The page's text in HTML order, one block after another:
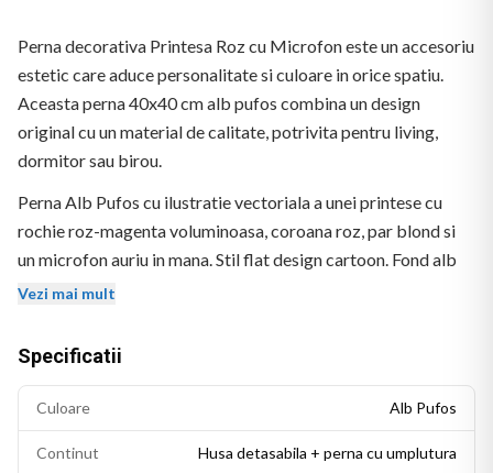
Perna decorativa Printesa Roz cu Microfon este un accesoriu
estetic care aduce personalitate si culoare in orice spatiu.
Aceasta perna 40x40 cm alb pufos combina un design
original cu un material de calitate, potrivita pentru living,
dormitor sau birou.
Perna Alb Pufos cu ilustratie vectoriala a unei printese cu
rochie roz-magenta voluminoasa, coroana roz, par blond si
un microfon auriu in mana. Stil flat design cartoon. Fond alb
pufos.
Vezi mai mult
Specificatii
Culoare Alb Pufos
Continut Husa detasabila + perna cu umplutura